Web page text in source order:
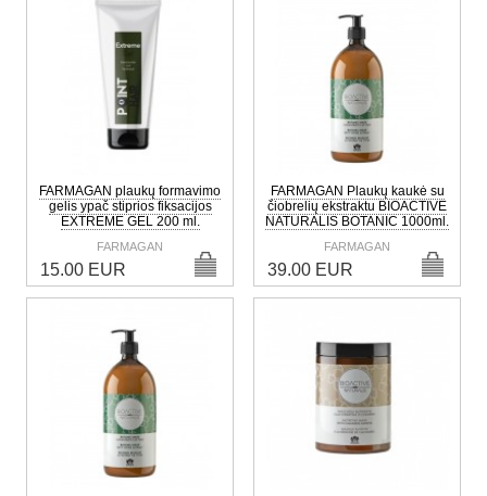
FARMAGAN plaukų formavimo
gelis ypač stiprios fiksacijos
EXTREME GEL 200 ml.
FARMAGAN
15.00 EUR
FARMAGAN Plaukų kaukė su
čiobrelių ekstraktu BIOACTIVE
NATURALIS BOTANIC 1000ml.
FARMAGAN
39.00 EUR